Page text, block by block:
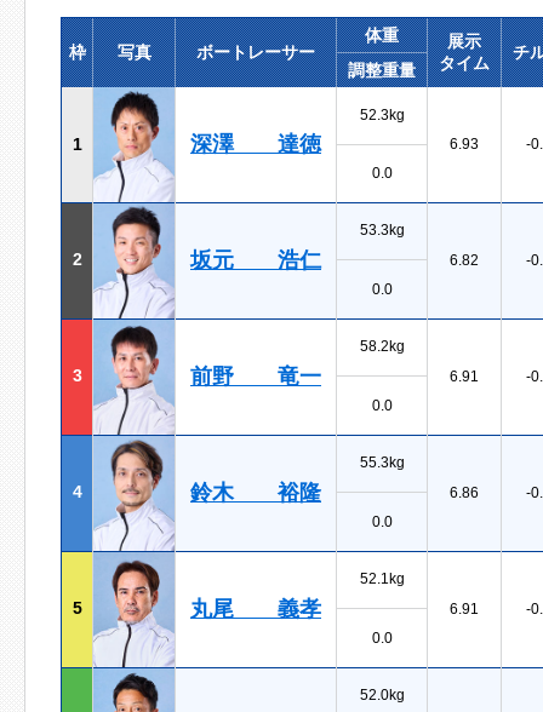
枠 写真 ボートレーサー
体重
展示
タイム
チ
調整重量
1 深澤 達徳
52.3kg
6.93
-
0.0
2 坂元 浩仁
53.3kg
6.82
-
0.0
3 前野 竜一
58.2kg
6.91
-
0.0
4 鈴木 裕隆
55.3kg
6.86
-
0.0
5 丸尾 義孝
52.1kg
6.91
-
0.0
52.0kg